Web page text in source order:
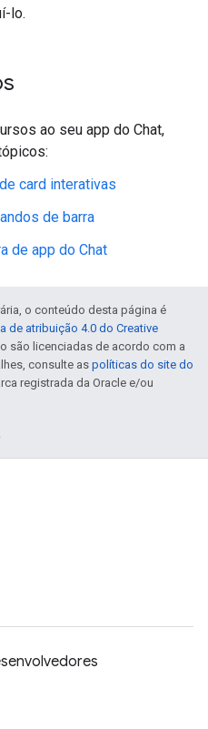
lo.
ao seu app do Chat,
card interativas
de barra
de app do Chat
o conteúdo desta página é
de atribuição 4.0 do Creative
são licenciadas de acordo com a
consulte as políticas do site do
registrada da Oracle e/ou